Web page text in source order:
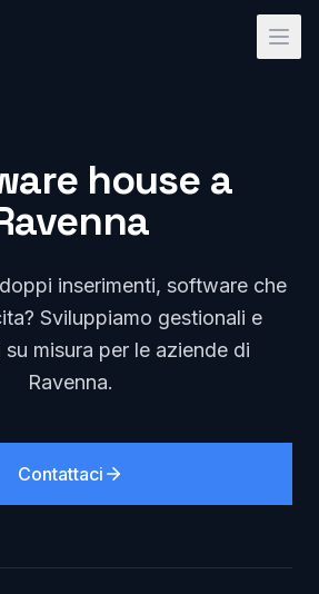
house a
inserimenti, software che
Sviluppiamo gestionali e
misura per le aziende di
Ravenna.
Contattaci